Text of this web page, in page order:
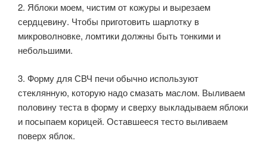
2. Яблоки моем, чистим от кожуры и вырезаем
сердцевину. Чтобы приготовить шарлотку в
микроволновке, ломтики должны быть тонкими и
небольшими.
3. Форму для СВЧ печи обычно используют
стеклянную, которую надо смазать маслом. Выливаем
половину теста в форму и сверху выкладываем яблоки
и посыпаем корицей. Оставшееся тесто выливаем
поверх яблок.